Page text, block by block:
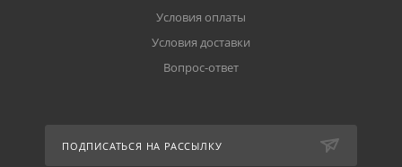
Условия оплаты
Условия доставки
Вопрос-ответ
ПОДПИСАТЬСЯ НА РАССЫЛКУ